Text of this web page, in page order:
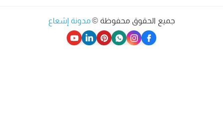
جميع الحقوق محفوظة © مدونة إشعاع